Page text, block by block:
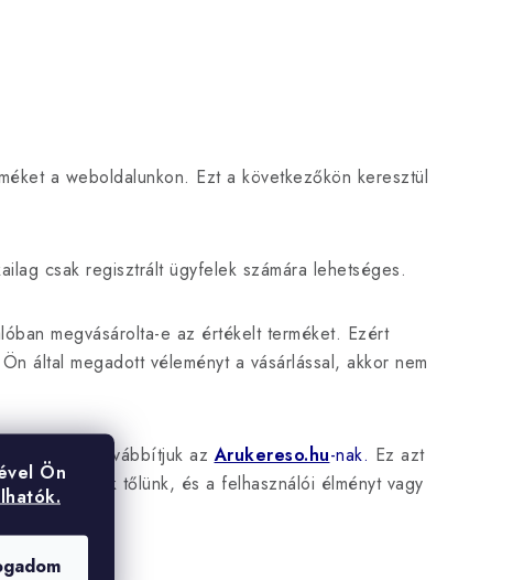
Ön
a weboldalunkon. Ezt a következőkön keresztül
csak regisztrált ügyfelek számára lehetséges.
megvásárolta-e az értékelt terméket. Ezért
által megadott véleményt a vásárlással, akkor nem
e-mailjét továbbítjuk azArukereso.hu-nak. Ez azt
vásároltak tőlünk, és a felhasználói élményt vagy